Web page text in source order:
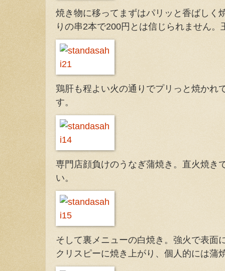
焼き物に移ってまずはパリッと香ばしく
りの串2本で200円とは信じられません。
鶏肝も程よい火の通りでプリっと焼かれ
す。
専門店顔負けのうなぎ蒲焼き。直火焼き
い。
そして裏メニューの白焼き。強火で表面
クリスピーに焼き上がり、個人的には蒲